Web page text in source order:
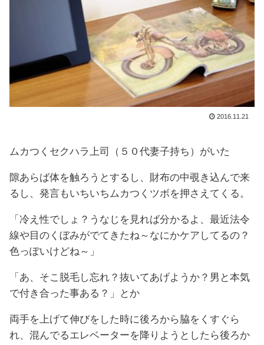
2016.11.21
ムカつくセクハラ上司（５０代妻子持ち）がいた
隙あらば体を触ろうとするし、財布の中覗き込んで来
るし、発言もいちいちムカつくツボを押さえてくる。
「冷え性でしょ？うなじを見れば分かるよ、最近法令
線や目のくぼみがでてきたね～なにかケアしてるの？
色っぽいけどね～」
「あ、そこ脱毛し忘れ？抜いてあげようか？男と本気
で付き合った事ある？」とか
両手を上げて伸びをした時に後ろから脇をくすぐら
れ、混んでるエレベーターを降りようとしたら後ろか